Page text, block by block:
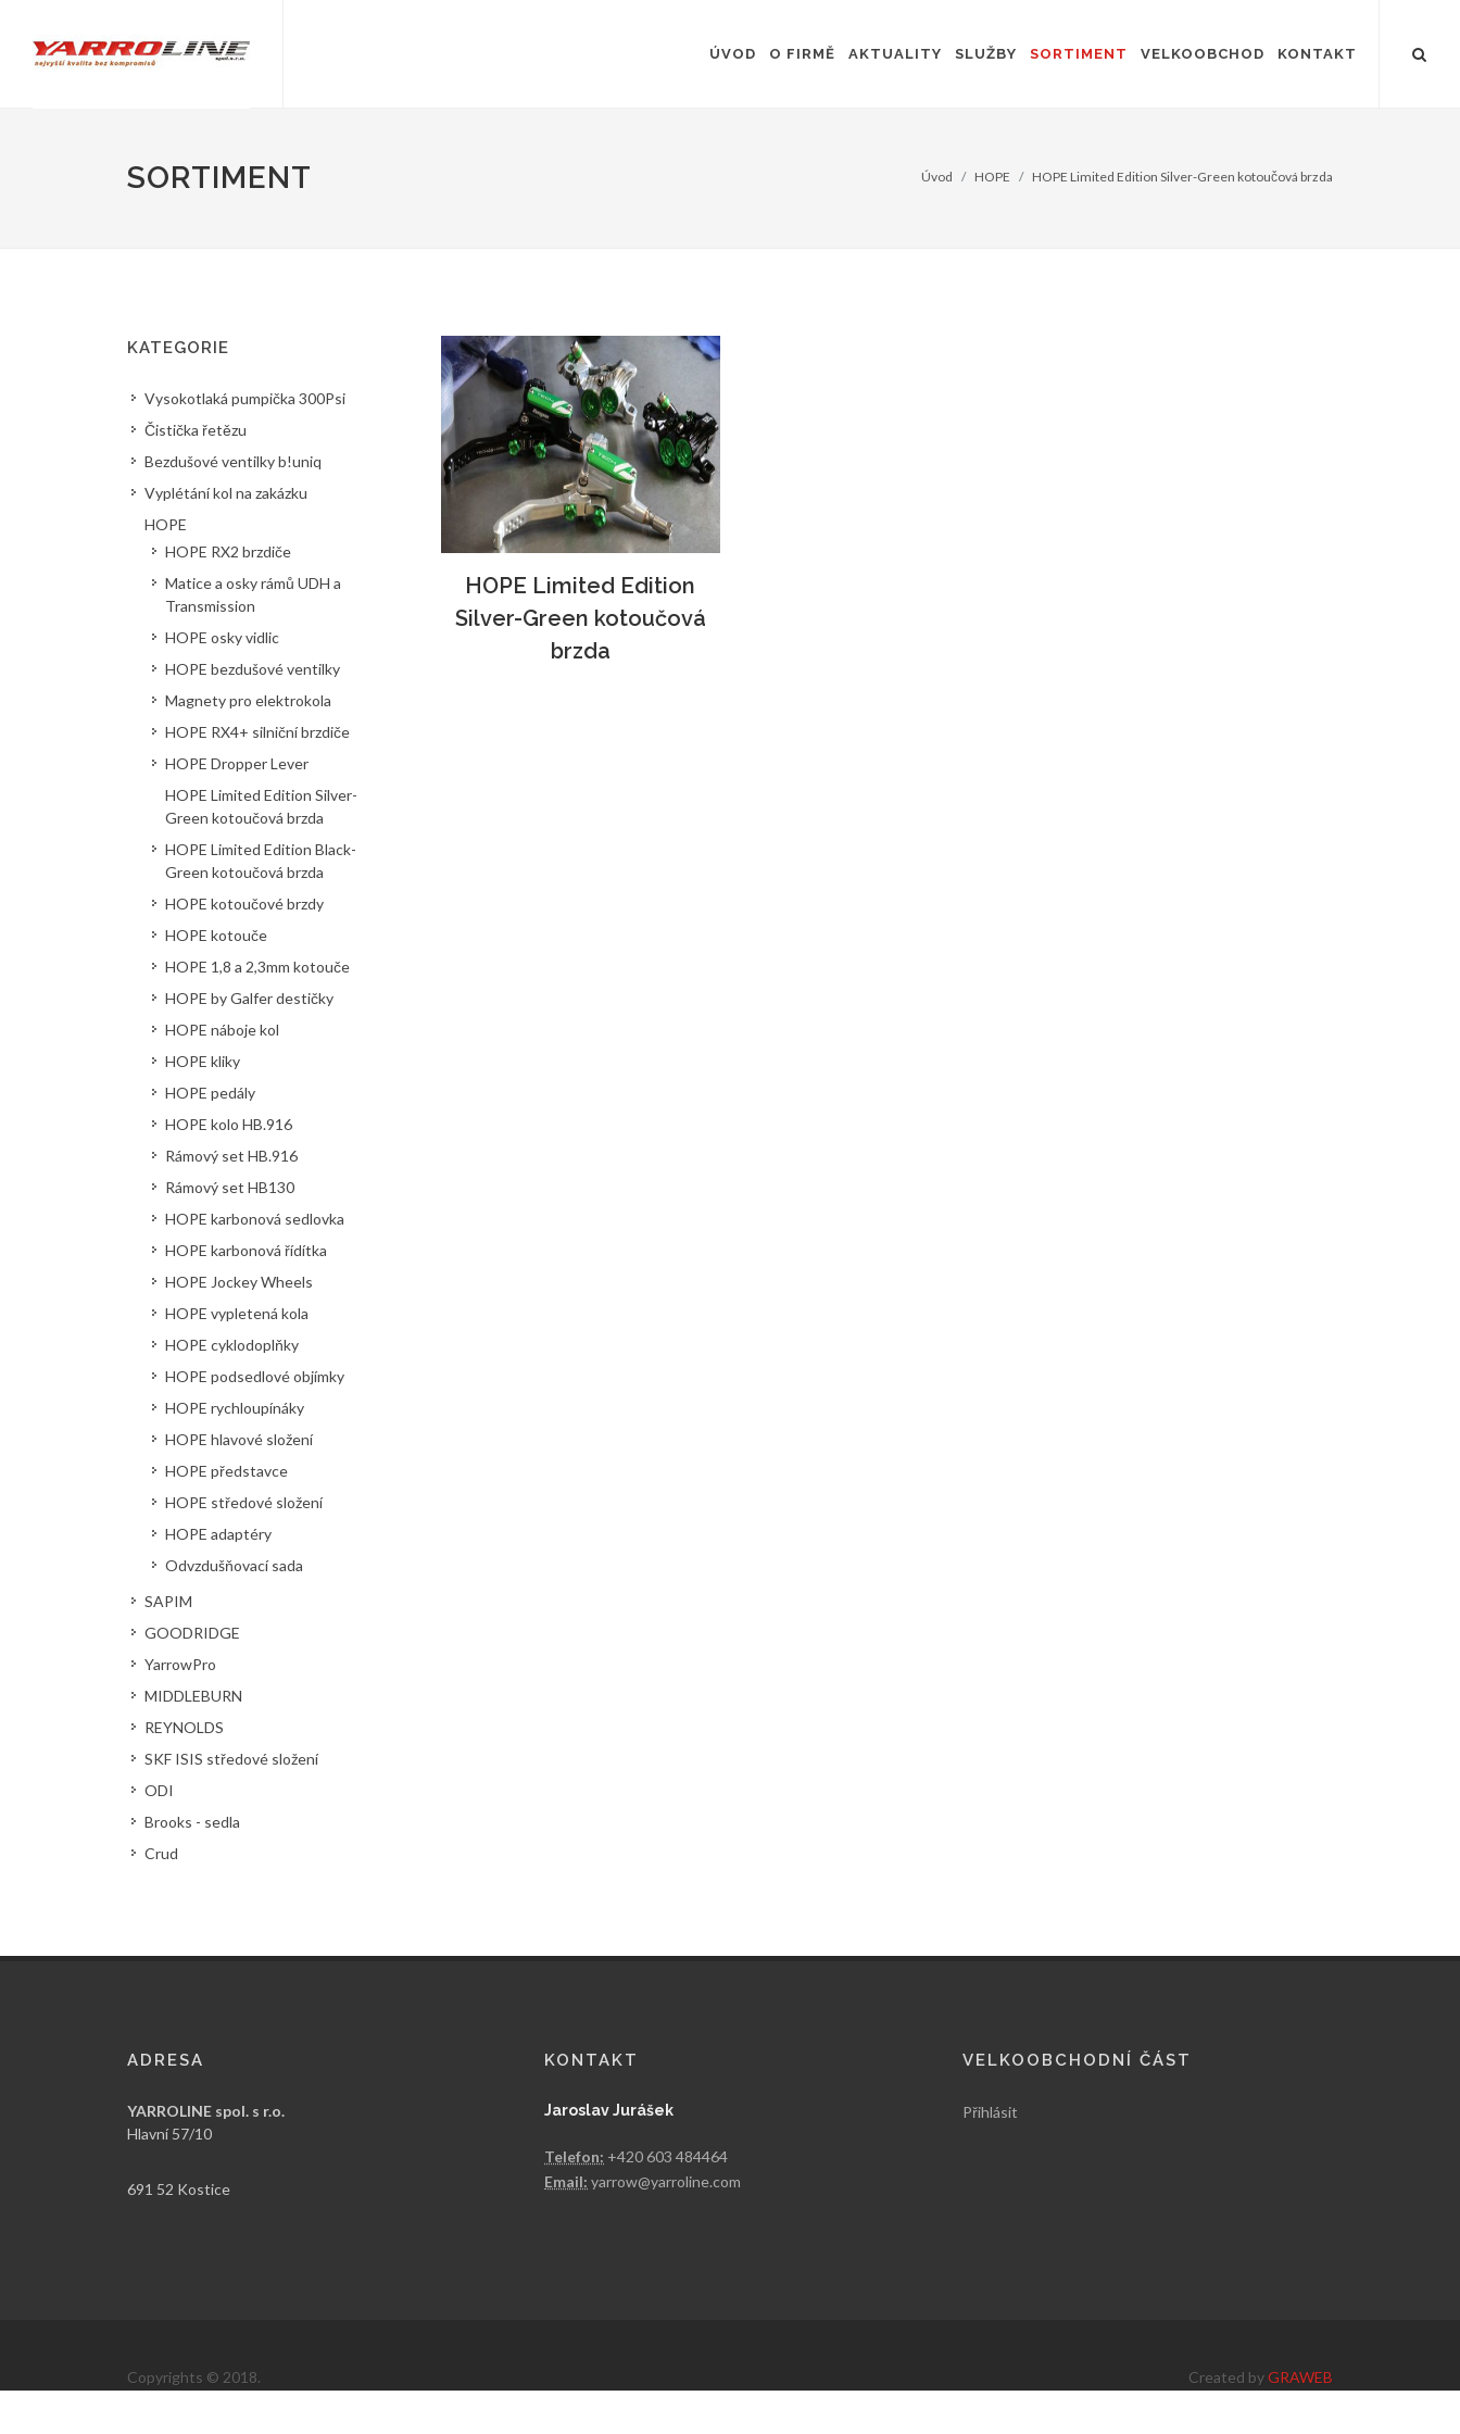
ÚVOD O FIRMĚ AKTUALITY SLUŽBY SORTIMENT VELKOOBCHOD KONTAKT
SORTIMENT Úvod HOPE HOPE Limited Edition Silver-Green kotoučová brzda
HOPE Limited Edition
Silver-Green kotoučová
brzda
KATEGORIE
Vysokotlaká pumpička 300Psi
Čistička řetězu
Bezdušové ventilky b!uniq
Vyplétání kol na zakázku
HOPE
HOPE RX2 brzdiče
Matice a osky rámů UDH a
Transmission
HOPE osky vidlic
HOPE bezdušové ventilky
Magnety pro elektrokola
HOPE RX4+ silniční brzdiče
HOPE Dropper Lever
HOPE Limited Edition Silver-
Green kotoučová brzda
HOPE Limited Edition Black-
Green kotoučová brzda
HOPE kotoučové brzdy
HOPE kotouče
HOPE 1,8 a 2,3mm kotouče
HOPE by Galfer destičky
HOPE náboje kol
HOPE kliky
HOPE pedály
HOPE kolo HB.916
Rámový set HB.916
Rámový set HB130
HOPE karbonová sedlovka
HOPE karbonová řídítka
HOPE Jockey Wheels
HOPE vypletená kola
HOPE cyklodoplňky
HOPE podsedlové objímky
HOPE rychloupínáky
HOPE hlavové složení
HOPE představce
HOPE středové složení
HOPE adaptéry
Odvzdušňovací sada
SAPIM
GOODRIDGE
YarrowPro
MIDDLEBURN
REYNOLDS
SKF ISIS středové složení
ODI
Brooks - sedla
Crud
ADRESA
YARROLINE spol. s r.o.
Hlavní 57/10
691 52 Kostice
KONTAKT
Jaroslav Jurášek
Telefon: +420 603 484464
Email: yarrow@yarroline.com
VELKOOBCHODNÍ ČÁST
Přihlásit
Copyrights © 2018. Created byGRAWEB